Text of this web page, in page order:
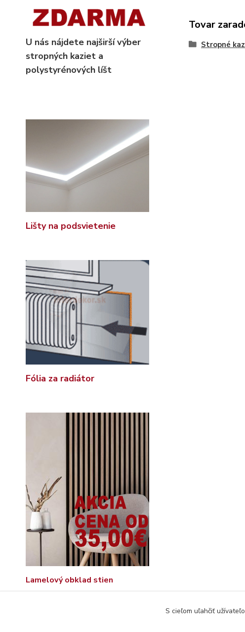
U nás nájdete najširší výber
stropných kaziet a
polystyrénových líšt
Lišty na podsvietenie
Fólia za radiátor
Lamelový obklad stien
Tovar
Stropné
S cieľom uľahčiť